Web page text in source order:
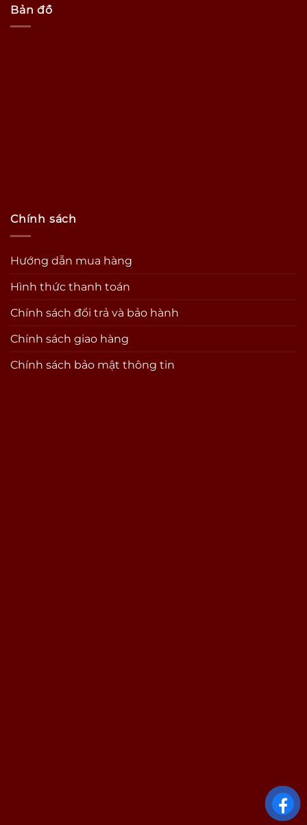
Bản đồ
Chính sách
Hướng dẫn mua hàng
Hình thức thanh toán
Chính sách đổi trả và bảo hành
Chính sách giao hàng
Chính sách bảo mật thông tin